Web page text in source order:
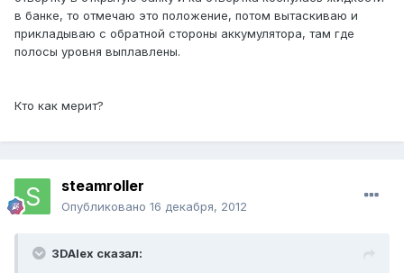
в банке, то отмечаю это положение, потом вытаскиваю и
прикладываю с обратной стороны аккумулятора, там где
полосы уровня выплавлены.
Кто как мерит?
steamroller
Опубликовано 16 декабря, 2012
3DAlex сказал: